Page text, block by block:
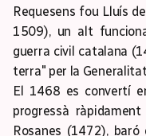
Requesens fou Lluís
1509), un alt
guerra civil catalana
terra" per la
El 1468 es convertí
progressà
Rosanes (1472),